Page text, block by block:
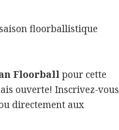
floorballistique
Floorball pour cette
ouverte! Inscrivez-vous
directement aux